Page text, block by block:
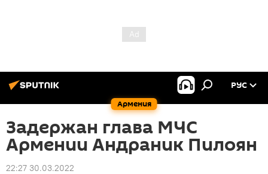
Армения
РУС
Задержан глава МЧС
Армении Андраник Пилоян
22:27 30.03.2022